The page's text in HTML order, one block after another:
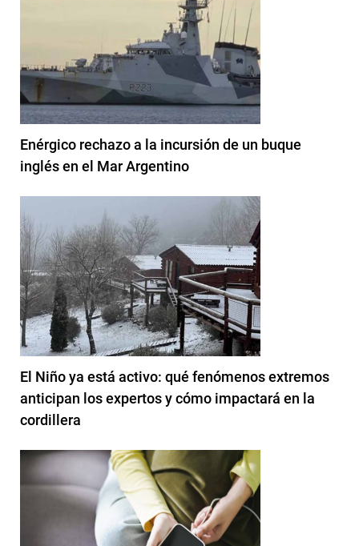
Enérgico rechazo a la incursión de un buque
inglés en el Mar Argentino
El Niño ya está activo: qué fenómenos extremos
anticipan los expertos y cómo impactará en la
cordillera